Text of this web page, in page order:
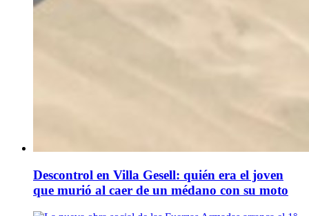
Descontrol en Villa Gesell: quién era el joven
que murió al caer de un médano con su moto